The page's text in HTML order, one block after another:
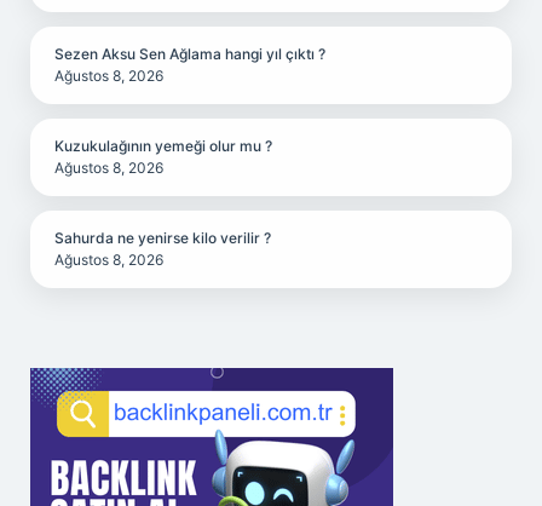
Sezen Aksu Sen Ağlama hangi yıl çıktı ?
Ağustos 8, 2026
Kuzukulağının yemeği olur mu ?
Ağustos 8, 2026
Sahurda ne yenirse kilo verilir ?
Ağustos 8, 2026